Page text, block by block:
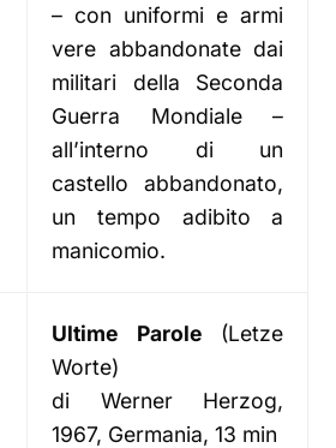
– con uniformi e armi
vere abbandonate dai
militari della Seconda
Guerra Mondiale –
all’interno di un
castello abbandonato,
un tempo adibito a
manicomio.
Ultime Parole (Letze
Worte)
di Werner Herzog,
1967, Germania, 13 min